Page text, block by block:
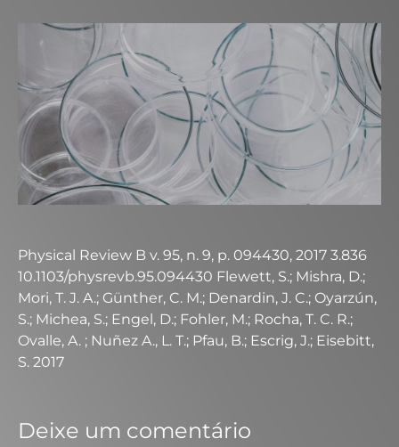
Physical Review B v. 95, n. 9, p. 094430, 2017 3.836
10.1103/physrevb.95.094430 Flewett, S.; Mishra, D.;
Mori, T. J. A.; Günther, C. M.; Denardin, J. C.; Oyarzún,
S.; Michea, S.; Engel, D.; Fohler, M.; Rocha, T. C. R.;
Ovalle, A. ; Nuñez A., L. T.; Pfau, B.; Escrig, J.; Eisebitt,
S. 2017
Deixe um comentário